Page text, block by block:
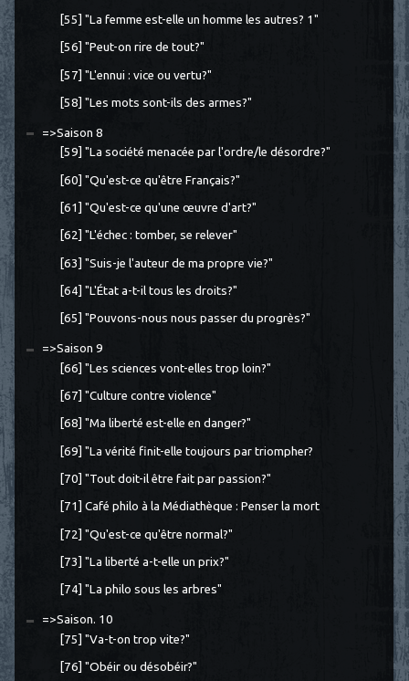
[55] "La femme est-elle un homme les autres? 1"
[56] "Peut-on rire de tout?"
[57] "L'ennui : vice ou vertu?"
[58] "Les mots sont-ils des armes?"
=>Saison 8
[59] "La société menacée par l'ordre/le désordre?"
[60] "Qu'est-ce qu'être Français?"
[61] "Qu'est-ce qu'une œuvre d'art?"
[62] "L'échec : tomber, se relever"
[63] "Suis-je l'auteur de ma propre vie?"
[64] "L'État a-t-il tous les droits?"
[65] "Pouvons-nous nous passer du progrès?"
=>Saison 9
[66] "Les sciences vont-elles trop loin?"
[67] "Culture contre violence"
[68] "Ma liberté est-elle en danger?"
[69] "La vérité finit-elle toujours par triompher?
[70] "Tout doit-il être fait par passion?"
[71] Café philo à la Médiathèque : Penser la mort
[72] "Qu'est-ce qu'être normal?"
[73] "La liberté a-t-elle un prix?"
[74] "La philo sous les arbres"
=>Saison. 10
[75] "Va-t-on trop vite?"
[76] "Obéir ou désobéir?"